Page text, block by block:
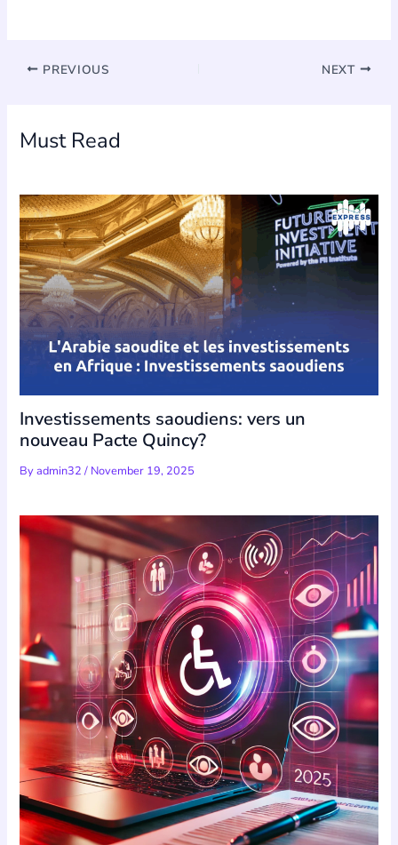
PREVIOUS NEXT
Must Read
Investissements saoudiens: vers un
nouveau Pacte Quincy?
Byadmin32/ November 19, 2025